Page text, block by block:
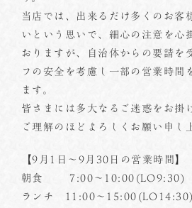
当店では、出来るだけ多くのお客
いという思いで、細心の注意を心
おりますが、自治体からの要請を
フの安全を考慮し一部の営業時間
ます。
皆さまには多大なるご迷惑をお掛
ご理解のほどよろしくお願い申し
【9月1日～9月30日の営業時間】
朝食 7:00～10:00(LO9:30)
ランチ 11:00～15:00(LO14:30)